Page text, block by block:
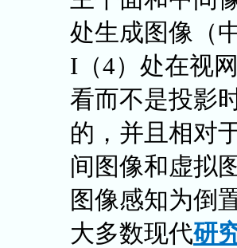
处生成图像（
I（4）处在视
看而不是投影
的，并且相对
间图像和虚拟
图像感知为倒
大多数现代研